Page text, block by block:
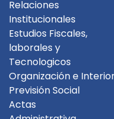
Relaciones
Institucionales
Estudios Fiscales,
laborales y
Tecnologicos
Organización e
Previsión Social
Actas